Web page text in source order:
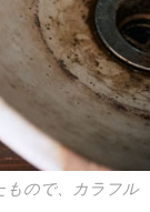
もので、カラフル